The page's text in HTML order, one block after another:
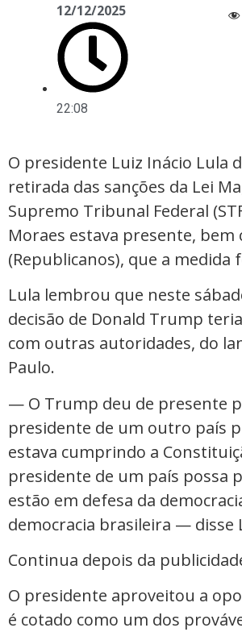
12/12/2025
22:08
O presidente Luiz Inácio Lula
retirada das sanções da Lei
Supremo Tribunal Federal
Moraes estava presente, bem
(Republicanos), que a medida
Lula lembrou que neste
decisão de Donald Trump
com outras autoridades, do
Paulo.
— O Trump deu de presente
presidente de um outro país
estava cumprindo a
presidente de um país possa
estão em defesa da
democracia brasileira — disse
Continua depois da
O presidente aproveitou a
é cotado como um dos